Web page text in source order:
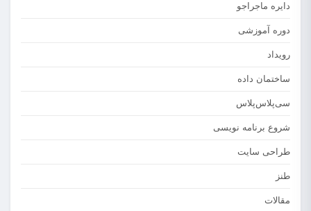
دایره ماجراجو
دوره آموزشی
رویداد
ساختمان داده
سی‌پلاس‌پلاس
شروع برنامه نویسی
طراحی سایت
طنز
مقالات